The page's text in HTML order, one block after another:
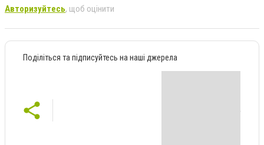
Авторизуйтесь, щоб оцінити
Поділіться та підписуйтесь на наші джерела